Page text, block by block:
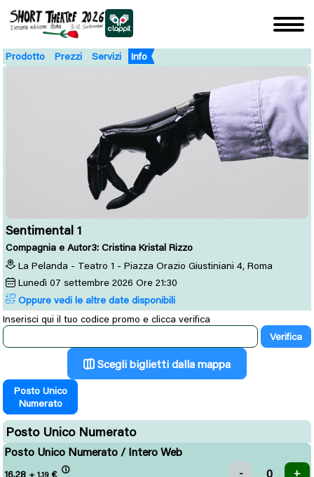
Prodotto Prezzi Servizi Info
Sentimental 1
Compagnia e Autor3: Cristina Kristal Rizzo
La Pelanda - Teatro 1 - Piazza Orazio Giustiniani 4, Roma
Lunedì 07 settembre 2026 Ore 21:30
Oppure vedi le altre date disponibili
Inserisci qui il tuo codice promo e clicca verifica
Scegli biglietti dalla mappa
Posto Unico
Numerato
Posto Unico Numerato
Posto Unico Numerato / Intero Web
16.28 + 1.19 €